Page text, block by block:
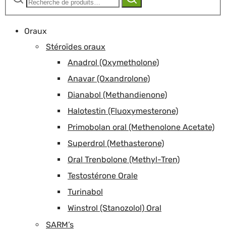
Oraux
Stéroïdes oraux
Anadrol (Oxymetholone)
Anavar (Oxandrolone)
Dianabol (Methandienone)
Halotestin (Fluoxymesterone)
Primobolan oral (Methenolone Acetate)
Superdrol (Methasterone)
Oral Trenbolone (Methyl-Tren)
Testostérone Orale
Turinabol
Winstrol (Stanozolol) Oral
SARM’s